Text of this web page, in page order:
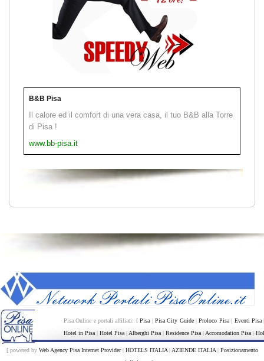
B&B Pisa
Il calore ed il comfort di una vera casa, il tuo B&B alla Torre
di Pisa !
www.bb-pisa.it
Pisa Online e portali affiliati: [Pisa | Pisa City Guide|Proloco Pisa| Eventi Pisa
Hotel in Pisa | Hotel Pisa | Alberghi Pisa | Residence Pisa | Accomodation Pisa |
[ powered by Web Agency Pisa Internet Provider| HOTELS ITALIA| AZIENDE ITALIA| Posizionamento